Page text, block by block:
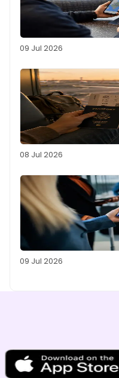
09 Jul 2026
08 Jul 2026
09 Jul 2026